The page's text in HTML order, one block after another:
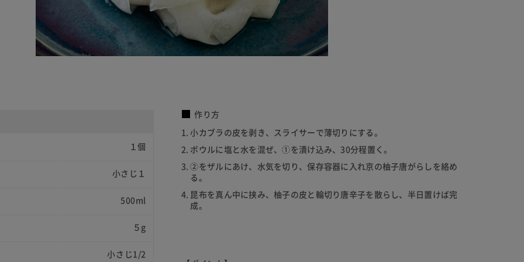
１個
小さじ１
500ml
５g
小さじ1/2
作り方
小カブラの皮を剥き、スライサーで薄切りにする。
ボウルに塩と水を混ぜ、①を漬け込み、30分程置く。
②をザルにあけ、水気を切り、保存容器に入れ京の柚子唐がらしを絡め
る。
昆布を真ん中に挟み、柚子の皮と輪切り唐辛子を散らし、半日置けば完
成。